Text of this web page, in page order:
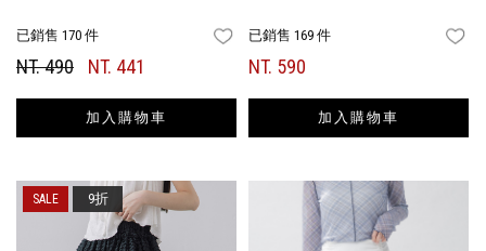
已銷售 170 件 FAVORITES
NT. 490 NT. 441
加入購物車
已銷售 169 件
NT. 590
加入購物車
9折